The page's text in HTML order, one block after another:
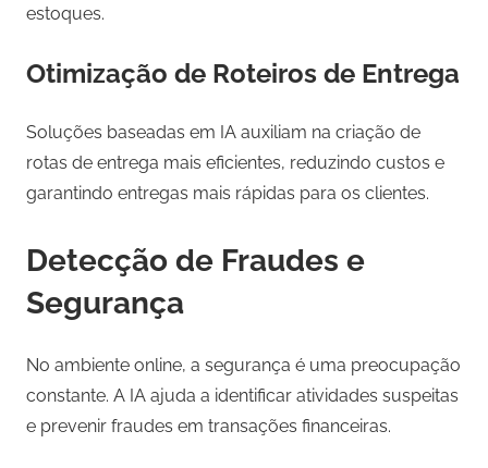
estoques.
Otimização de Roteiros de Entrega
Soluções baseadas em IA auxiliam na criação de
rotas de entrega mais eficientes, reduzindo custos e
garantindo entregas mais rápidas para os clientes.
Detecção de Fraudes e
Segurança
No ambiente online, a segurança é uma preocupação
constante. A IA ajuda a identificar atividades suspeitas
e prevenir fraudes em transações financeiras.